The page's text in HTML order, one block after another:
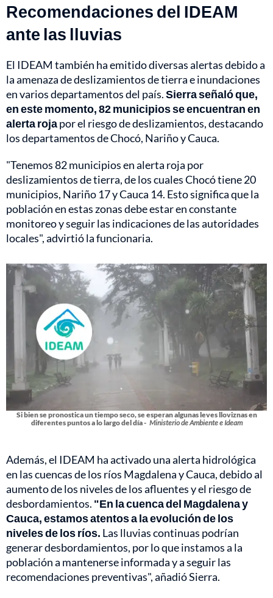
Recomendaciones del IDEAM
ante las lluvias
El IDEAM también ha emitido diversas alertas debido a
la amenaza de deslizamientos de tierra e inundaciones
en varios departamentos del país.Sierra señaló que,
en este momento, 82 municipios se encuentran en
alerta rojapor el riesgo de deslizamientos, destacando
los departamentos de Chocó, Nariño y Cauca.
"Tenemos 82 municipios en alerta roja por
deslizamientos de tierra, de los cuales Chocó tiene 20
municipios, Nariño 17 y Cauca 14. Esto significa que la
población en estas zonas debe estar en constante
monitoreo y seguir las indicaciones de las autoridades
locales", advirtió la funcionaria.
Si bien se pronostica un tiempo seco, se esperan algunas leves lloviznas en
diferentes puntos a lo largo del día - Ministerio de Ambiente e Ideam
Además, el IDEAM ha activado una alerta hidrológica
en las cuencas de los ríos Magdalena y Cauca, debido al
aumento de los niveles de los afluentes y el riesgo de
desbordamientos. "En la cuenca del Magdalena y
Cauca, estamos atentos a la evolución de los
niveles de los ríos. Las lluvias continuas podrían
generar desbordamientos, por lo que instamos a la
población a mantenerse informada y a seguir las
recomendaciones preventivas", añadió Sierra.